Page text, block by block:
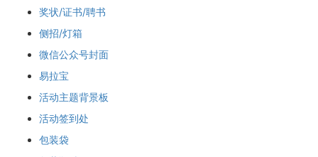
奖状/证书/聘书
侧招/灯箱
微信公众号封面
易拉宝
活动主题背景板
活动签到处
包装袋